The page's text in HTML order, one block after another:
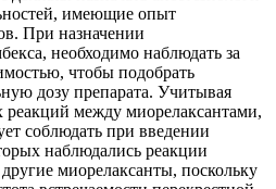
имеющие опыт
При назначении
необходимо наблюдать за
чтобы подобрать
дозу препарата. Учитывая
реакций между миорелаксантами,
соблюдать при введении
наблюдались реакции
миорелаксанты, поскольку